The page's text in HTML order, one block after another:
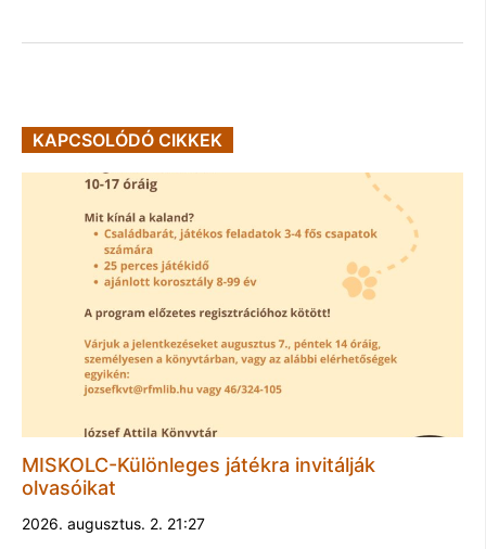
KAPCSOLÓDÓ CIKKEK
MISKOLC-Különleges játékra invitálják
olvasóikat
2026. augusztus. 2. 21:27